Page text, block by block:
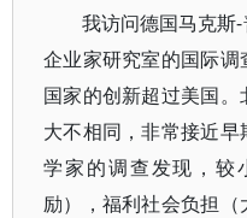
我访问德国马克斯
企业家研究室的国际
国家的创新超过美国
大不相同，非常接近
学家的调查发现，较
励），福利社会负担